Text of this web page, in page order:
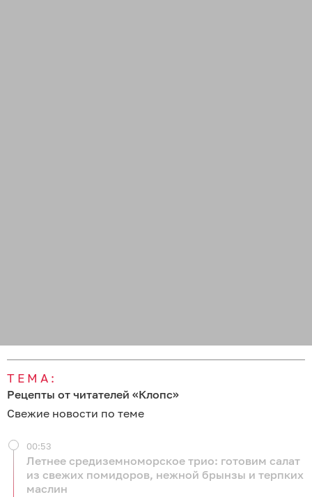
ТЕМА:
Рецепты от читателей «Клопс»
Свежие новости по теме
Летнее средиземноморское трио: готовим салат
из свежих помидоров, нежной брынзы и терпких
маслин
00:53